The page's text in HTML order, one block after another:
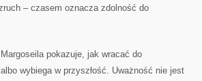
– czasem oznacza zdolność do
pokazuje, jak wracać do
wybiega w przyszłość. Uważność nie jest